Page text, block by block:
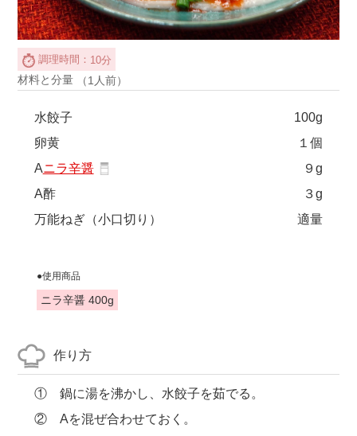
調理時間： 10分
材料と分量 （1人前）
水餃子
100g
卵黄
１個
Aニラ辛醤
９g
A酢
３g
万能ねぎ（小口切り）
適量
●使用商品
ニラ辛醤 400g
作り方
① 鍋に湯を沸かし、水餃子を茹でる。
② Aを混ぜ合わせておく。